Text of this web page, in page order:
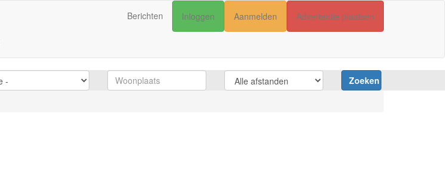
Berichten Inloggen Aanmelden Advertentie plaatsen
Zoeken